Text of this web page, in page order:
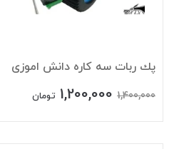
پك ربات سه كاره دانش اموزی
1,400,000
1,200,000 تومان